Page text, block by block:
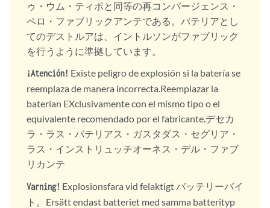
ゥ・ウム・ティポと同等の再コンバージェンス・
ペロ・ファブリックアンテである。バテリアとし
てのデストルアは、イントルソンがファブリック
を行うように準拠しています。
¡Atención! Existe peligro de explosión si la batería se
reemplaza de manera incorrecta.Reemplazar la
baterían EXclusivamente con el mismo tipo o el
equivalente recomendado por el fabricante.デセカ
ラ・ラス・バテリアス・ガスタダス・セグリア・
ラス・インストリュッチオーネス・デル・ファブ
リカンテ
Varning! Explosionsfara vid felaktigt バッテリーバイ
ト。Ersätt endast batteriet med samma batterityp